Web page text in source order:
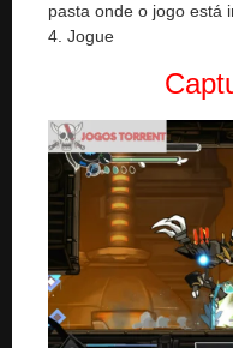
pasta onde o jogo está
4. Jogue